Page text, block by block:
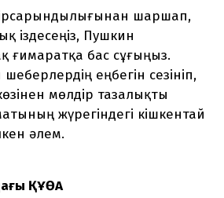
бірсарындылығынан шаршап,
іздесеңіз, Пушкин
ғимаратқа бас сұғыңыз.
еңбегін сезініп,
мөлдір тазалықты
жүрегіндегі кішкентай
әлем.
ҚҰӨА